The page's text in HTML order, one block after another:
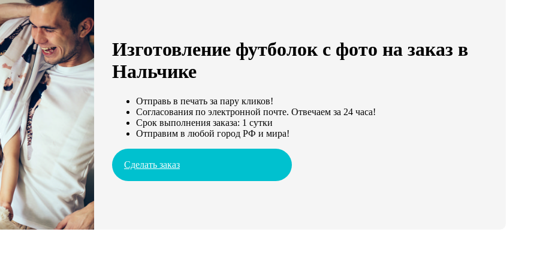
Изготовление футболок с фото на заказ в
Нальчике
Отправь в печать за пару кликов!
Согласования по электронной почте. Отвечаем за 24 часа!
Срок выполнения заказа: 1 сутки
Отправим в любой город РФ и мира!
Сделать заказ